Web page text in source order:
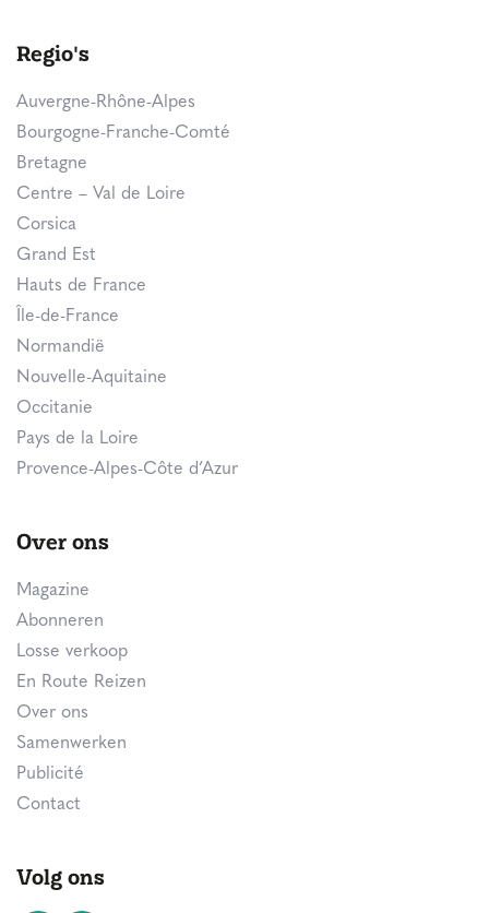
Regio's
Auvergne-Rhône-Alpes
Bourgogne-Franche-Comté
Bretagne
Centre – Val de Loire
Corsica
Grand Est
Hauts de France
Île-de-France
Normandië
Nouvelle-Aquitaine
Occitanie
Pays de la Loire
Provence-Alpes-Côte d’Azur
Over ons
Magazine
Abonneren
Losse verkoop
En Route Reizen
Over ons
Samenwerken
Publicité
Contact
Volg ons